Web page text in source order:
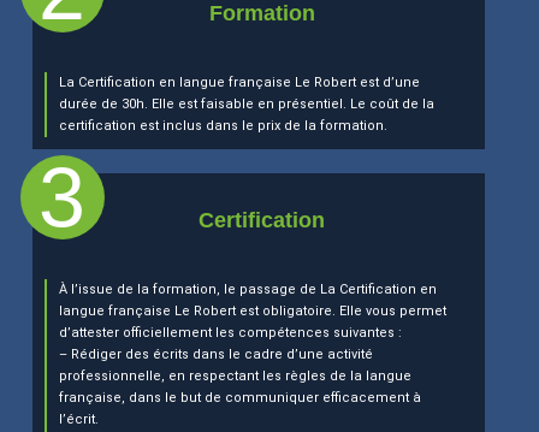
Formation
La Certification en langue française Le Robert est d’une
durée de 30h. Elle est faisable en présentiel. Le coût de la
certification est inclus dans le prix de la formation.
Certification
À l’issue de la formation, le passage de La Certification en
langue française Le Robert est obligatoire. Elle vous permet
d’attester officiellement les compétences suivantes :
– Rédiger des écrits dans le cadre d’une activité
professionnelle, en respectant les règles de la langue
française, dans le but de communiquer efficacement à
l’écrit.